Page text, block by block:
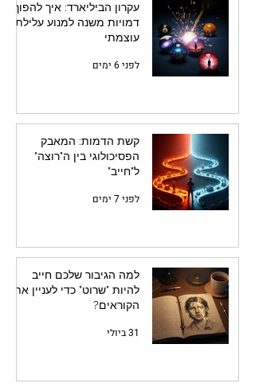
עקרון הביליארד: איך להפוך
דמויות משנה למנוע עלילתי
עוצמתי
לפני 6 ימים
קשת הדמות: המאבק
הפסיכולוגי בין ה"רוצה"
ל"חייב"
לפני 7 ימים
למה הגיבור שלכם חייב
להיות "שרוט" כדי לעניין את
הקוראים?
31 ביולי